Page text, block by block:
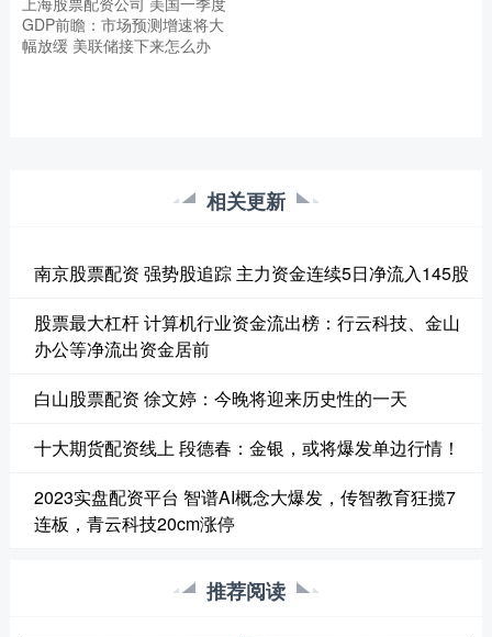
GDP前瞻：市场预测增速将大
幅放缓 美联储接下来怎么办
相关更新
南京股票配资 强势股追踪 主力资金连续5日净流入145股
股票最大杠杆 计算机行业资金流出榜：行云科技、金山
办公等净流出资金居前
白山股票配资 徐文婷：今晚将迎来历史性的一天
十大期货配资线上 段德春：金银，或将爆发单边行情！
2023实盘配资平台 智谱AI概念大爆发，传智教育狂揽7
连板，青云科技20cm涨停
推荐阅读